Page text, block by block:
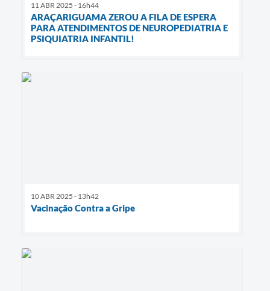
11 ABR 2025 - 16h44
ARAÇARIGUAMA ZEROU A FILA DE ESPERA
PARA ATENDIMENTOS DE NEUROPEDIATRIA E
PSIQUIATRIA INFANTIL!
10 ABR 2025 - 13h42
Vacinação Contra a Gripe